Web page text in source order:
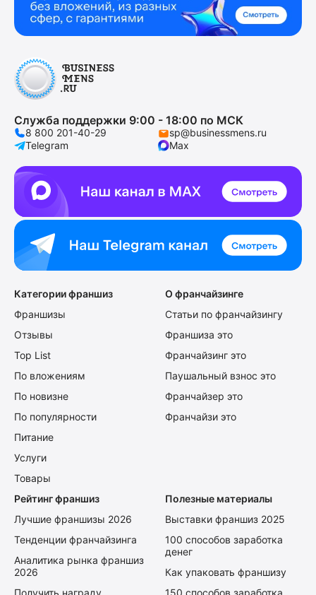
Служба поддержки 9:00 - 18:00 по МСК
8 800 201-40-29
sp@businessmens.ru
Telegram
Max
Категории франшиз
Франшизы
Отзывы
Top List
По вложениям
По новизне
По популярности
Питание
Услуги
Товары
О франчайзинге
Статьи по франчайзингу
Франшиза это
Франчайзинг это
Паушальный взнос это
Франчайзер это
Франчайзи это
Рейтинг франшиз
Лучшие франшизы 2026
Тенденции франчайзинга
Аналитика рынка франшиз
2026
Получить награду
Полезные материалы
Выставки франшиз 2025
100 способов заработка
денег
Как упаковать франшизу
150 способов заработка